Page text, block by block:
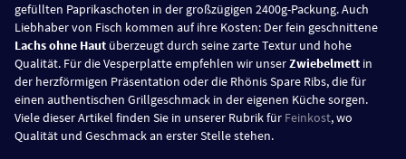
gefüllten Paprikaschoten in der großzügigen 2400g-Packung. Auch
Liebhaber von Fisch kommen auf ihre Kosten: Der fein geschnittene
Lachs ohne Haut überzeugt durch seine zarte Textur und hohe
Qualität. Für die Vesperplatte empfehlen wir unserZwiebelmett in
der herzförmigen Präsentation oder die Rhönis Spare Ribs, die für
einen authentischen Grillgeschmack in der eigenen Küche sorgen.
Viele dieser Artikel finden Sie in unserer Rubrik für Feinkost, wo
Qualität und Geschmack an erster Stelle stehen.